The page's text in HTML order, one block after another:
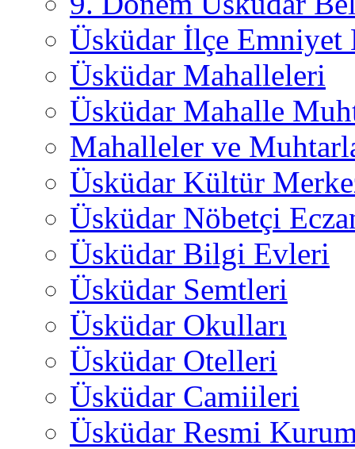
Üsküdar İlçe
Üsküdar Mahalleleri
Üsküdar Mahalle
Mahalleler ve
Üsküdar Kültür
Üsküdar Nöbetçi
Üsküdar Bilgi Evleri
Üsküdar Semtleri
Üsküdar Okulları
Üsküdar Otelleri
Üsküdar Camiileri
Üsküdar Resmi